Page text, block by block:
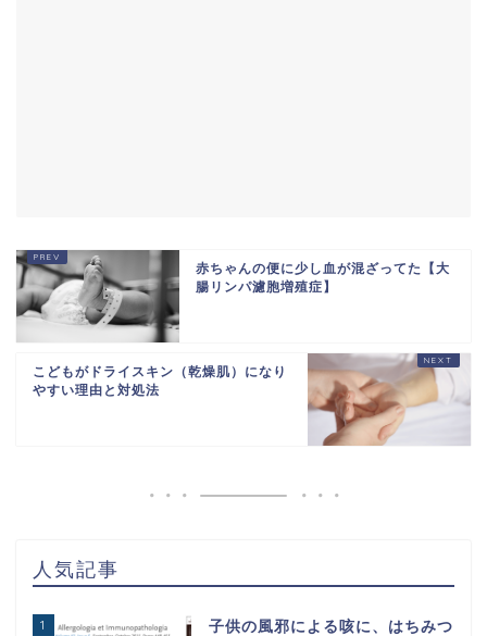
赤ちゃんの便に少し血が混ざってた【大
腸リンパ濾胞増殖症】
こどもがドライスキン（乾燥肌）になり
やすい理由と対処法
人気記事
1
子供の風邪による咳に、はちみつ